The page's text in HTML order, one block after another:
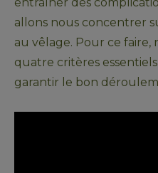
allons nous concentrer
au vêlage. Pour ce faire,
quatre critères
garantir le bon